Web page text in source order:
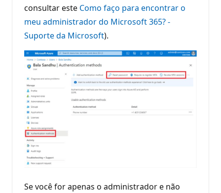
consultar este Como faço para encontrar o
meu administrador do Microsoft 365? -
Suporte da Microsoft).
Se você for apenas o administrador e não